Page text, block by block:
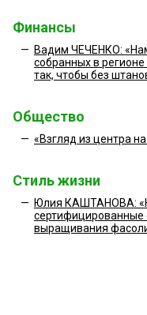
Финансы
— Вадим ЧЕЧЕНКО:
собранных в
так, чтобы без
Общество
— «Взгляд из центра
Стиль жизни
— Юлия КАШТАНОВА:
сертифицированные
выращивания